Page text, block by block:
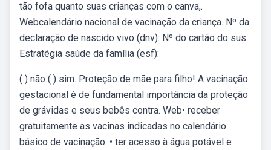
tão fofa quanto suas crianças com o canva,.
Webcalendário nacional de vacinação da criança. Nº da
declaração de nascido vivo (dnv): Nº do cartão do sus:
Estratégia saúde da família (esf):
( ) não ( ) sim. Proteção de mãe para filho! A vacinação
gestacional é de fundamental importância da proteção
de grávidas e seus bebês contra. Web• receber
gratuitamente as vacinas indicadas no calendário
básico de vacinação. • ter acesso à água potável e